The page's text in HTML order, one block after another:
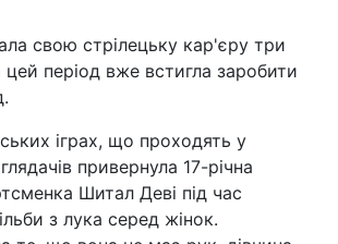
свою стрілецьку кар'єру три
цей період вже встигла заробити
іграх, що проходять у
привернула 17-річна
Шитал Деві під час
з лука серед жінок.